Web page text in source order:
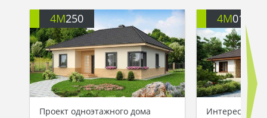
4M250
Проект одноэтажного дома
4M011
Интересный